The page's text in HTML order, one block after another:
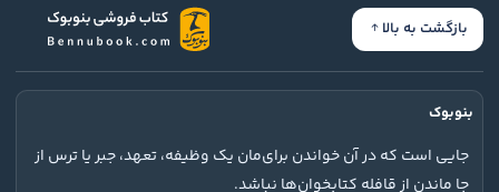
بازگشت به بالا
بنوبوک
جایی است که در آن خواندن برای‌مان یک وظیفه، تعهد، جبر یا ترس از
جا ماندن از قافله کتابخوان‌ها نباشد.